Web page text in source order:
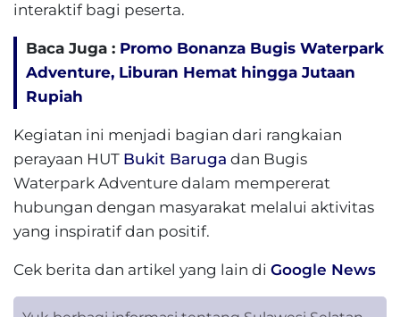
interaktif bagi peserta.
Baca Juga : Promo Bonanza Bugis Waterpark
Adventure, Liburan Hemat hingga Jutaan
Rupiah
Kegiatan ini menjadi bagian dari rangkaian
perayaan HUT Bukit Baruga dan Bugis
Waterpark Adventure dalam mempererat
hubungan dengan masyarakat melalui aktivitas
yang inspiratif dan positif.
Cek berita dan artikel yang lain di Google News